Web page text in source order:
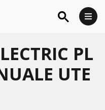
PL
UTE